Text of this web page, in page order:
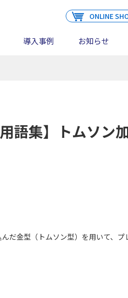
ONLINE
導入事例 お知らせ
用語集】トムソン
だ金型（トムソン型）を用いて、